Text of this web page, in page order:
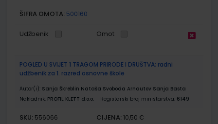
ŠIFRA OMOTA: 500160
Udžbenik Omot
POGLED U SVIJET 1 TRAGOM PRIRODE I DRUŠTVA; radni
udžbenik za 1. razred osnovne škole
Autor(i): Sanja Škreblin Nataša Svoboda Arnautov Sanja Basta
Nakladnik: PROFIL KLETT d.o.o. Registarski broj ministarstva: 6149
SKU: 556066 CIJENA: 10,50 €